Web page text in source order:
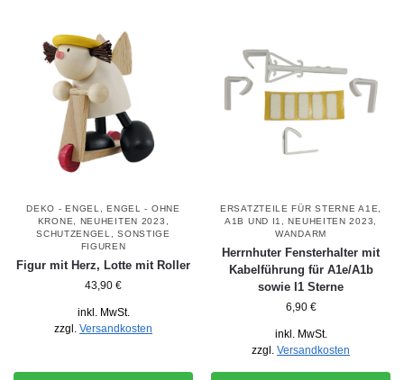
DEKO - ENGEL ,ENGEL - OHNE
KRONE
NEUHEITEN 2023
SCHUTZENGEL
,SONSTIGE
FIGUREN
Figur mit Herz, Lotte mit Roller
43,90 €
inkl. MwSt.
zzgl. Versandkosten
ERSATZTEILE FÜR STERNE A1E,
A1B UND I1
,NEUHEITEN 2023
WANDARM
Herrnhuter Fensterhalter mit
Kabelführung für A1e/A1b
sowie I1 Sterne
6,90 €
inkl. MwSt.
zzgl. Versandkosten